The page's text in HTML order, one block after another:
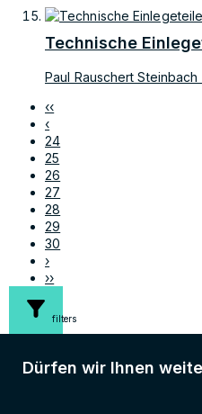
Technische
Paul Rauschert Steinbach
‹‹
‹
24
25
26
27
28
29
30
›
››
filters
Dürfen wir Ihnen